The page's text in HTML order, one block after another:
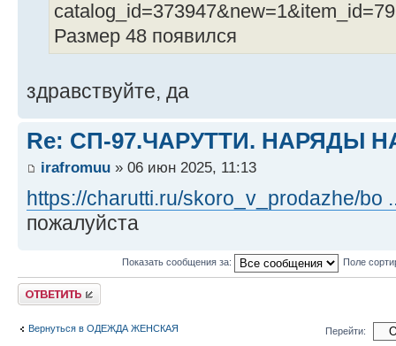
Размер 48 появился
здравствуйте, да
Re: СП-97.ЧАРУТТИ. НАРЯДЫ
irafromuu » 06 июн 2025, 11:13
https://charutti.ru/skoro_v_prodazhe/bo
пожалуйста
Показать сообщения за: Поле
Ответить
Вернуться в ОДЕЖДА ЖЕНСКАЯ Перейти: